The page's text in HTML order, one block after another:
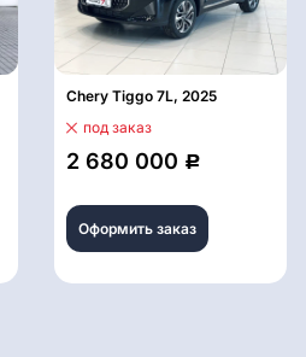
Chery Tiggo 7L, 2025
под заказ
2 680 000 Р
Оформить заказ